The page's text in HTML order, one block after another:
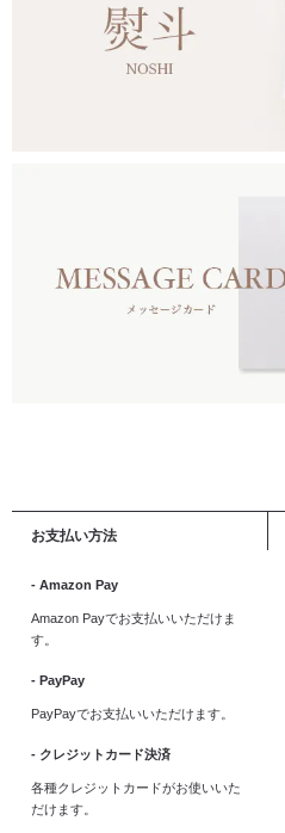
お支払い方法
- Amazon Pay
Amazon Payでお支払いいただけま
す。
- PayPay
PayPayでお支払いいただけます。
- クレジットカード決済
各種クレジットカードがお使いいた
だけます。